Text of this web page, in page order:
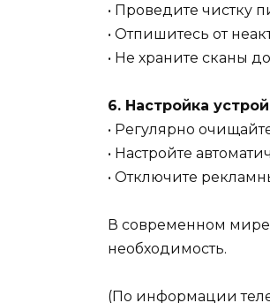
• Проведите чистку
• Отпишитесь от
• Не храните сканы
6. Настройка
• Регулярно
• Настройте
• Отключите
В современном
необходимость.
(По информации